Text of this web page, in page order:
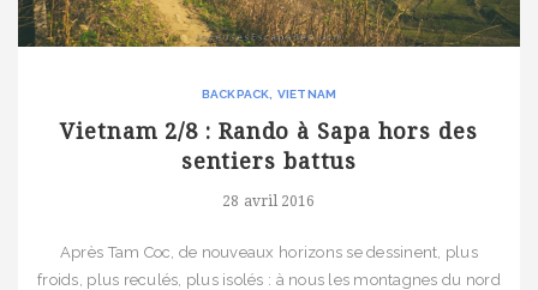
BACKPACK VIETNAM
Vietnam 2/8 : Rando à Sapa hors des
sentiers battus
28 avril 2016
Après Tam Coc, de nouveaux horizons se dessinent, plus
froids, plus reculés, plus isolés : à nous les montagnes du nord